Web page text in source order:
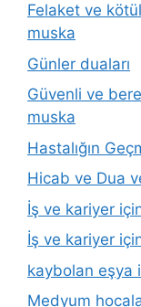
Felaket ve
muska
Günler duaları
Güvenli ve
muska
Hastalığın
Hicab ve Dua
İş ve kariyer
İş ve kariyer
kaybolan eşya
Medyum